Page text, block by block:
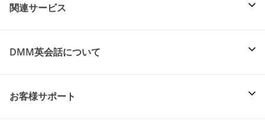
関連サービス
DMM英会話について
お客様サポート